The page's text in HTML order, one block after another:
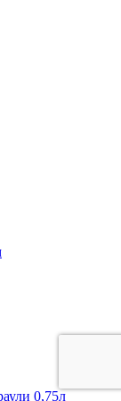
0,75л